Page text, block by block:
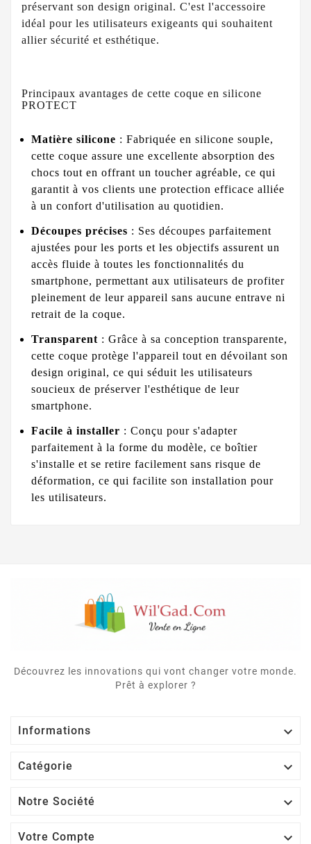
préservant son design original. C'est l'accessoire
idéal pour les utilisateurs exigeants qui souhaitent
allier sécurité et esthétique.
Principaux avantages de cette coque en silicone
PROTECT
Matière silicone : Fabriquée en silicone souple,
cette coque assure une excellente absorption des
chocs tout en offrant un toucher agréable, ce qui
garantit à vos clients une protection efficace alliée
à un confort d'utilisation au quotidien.
Découpes précises : Ses découpes parfaitement
ajustées pour les ports et les objectifs assurent un
accès fluide à toutes les fonctionnalités du
smartphone, permettant aux utilisateurs de profiter
pleinement de leur appareil sans aucune entrave ni
retrait de la coque.
Transparent : Grâce à sa conception transparente,
cette coque protège l'appareil tout en dévoilant son
design original, ce qui séduit les utilisateurs
soucieux de préserver l'esthétique de leur
smartphone.
Facile à installer : Conçu pour s'adapter
parfaitement à la forme du modèle, ce boîtier
s'installe et se retire facilement sans risque de
déformation, ce qui facilite son installation pour
les utilisateurs.
Découvrez les innovations qui vont changer votre monde.
Prêt à explorer ?
Informations 
Catégorie 
Notre Société 
Votre Compte 